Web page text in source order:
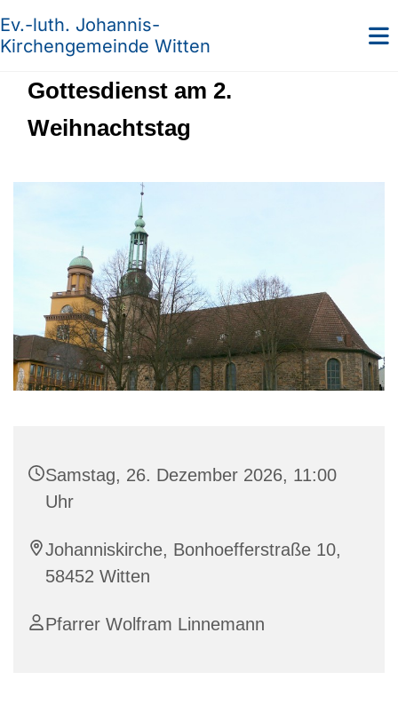
Ev.-luth. Johannis-
Kirchengemeinde Witten
Gottesdienst am 2.
Weihnachtstag
Samstag, 26. Dezember 2026, 11:00
Uhr
Johanniskirche, Bonhoefferstraße 10,
58452 Witten
Pfarrer Wolfram Linnemann